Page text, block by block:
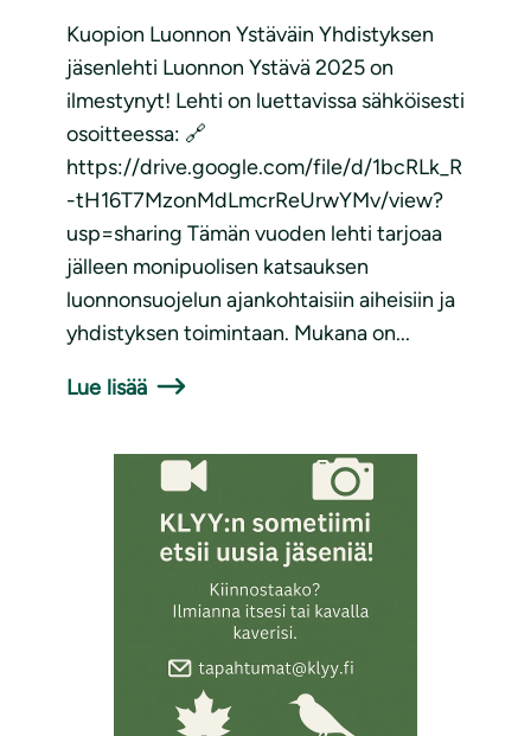
Kuopion Luonnon Ystäväin Yhdistyksen
jäsenlehti Luonnon Ystävä 2025 on
ilmestynyt! Lehti on luettavissa sähköisesti
osoitteessa: 🔗
https://drive.google.com/file/d/1bcRLk_R
-tH16T7MzonMdLmcrReUrwYMv/view?
usp=sharing Tämän vuoden lehti tarjoaa
jälleen monipuolisen katsauksen
luonnonsuojelun ajankohtaisiin aiheisiin ja
yhdistyksen toimintaan. Mukana on...
Lue lisää